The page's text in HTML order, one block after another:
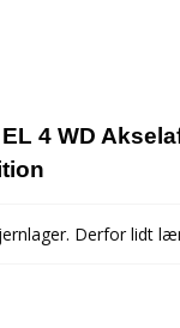
4 WD
Derfor lidt